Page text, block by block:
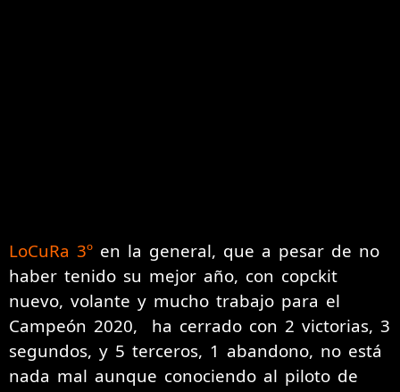
LoCuRa 3º en la general, que a pesar de no
haber tenido su mejor año, con copckit
nuevo, volante y mucho trabajo para el
Campeón 2020, ha cerrado con 2 victorias, 3
segundos, y 5 terceros, 1 abandono, no está
nada mal aunque conociendo al piloto de